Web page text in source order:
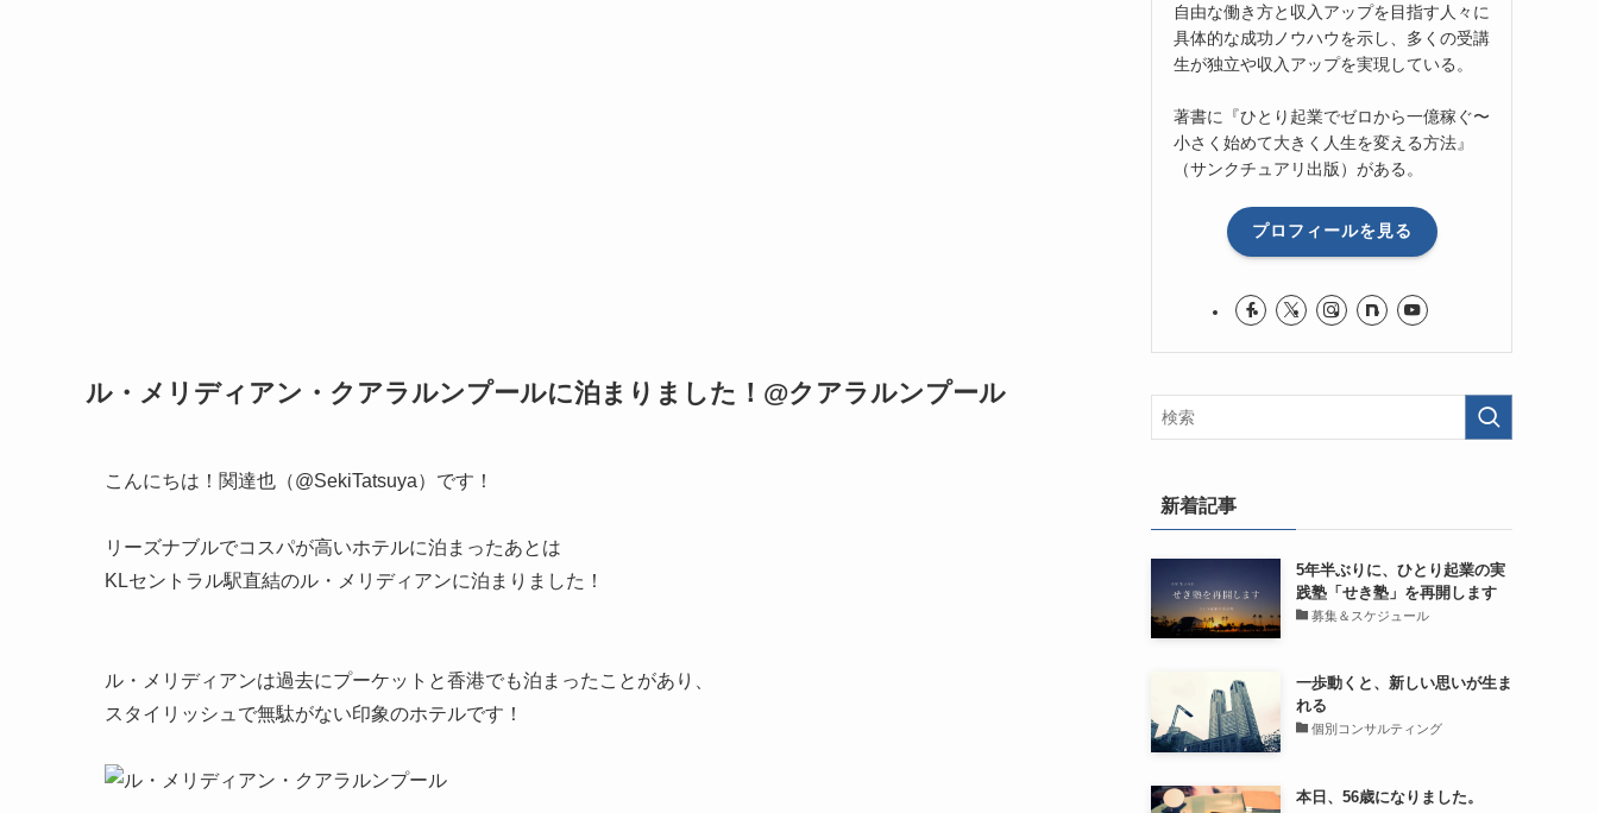
ル・メリディアン・クアラルンプールに泊まりました！@クアラルンプール
こんにちは！関達也（@SekiTatsuya）です！
リーズナブルでコスパが高いホテルに泊まったあとは
KLセントラル駅直結のル・メリディアンに泊まりました！
ル・メリディアンは過去にプーケットと香港でも泊まったことがあり、
スタイリッシュで無駄がない印象のホテルです！
自由な働き方と収入アップを目指す人々に
具体的な成功ノウハウを示し、多くの受講
生が独立や収入アップを実現している。
著書に『ひとり起業でゼロから一億稼ぐ〜
小さく始めて大きく人生を変える方法』
（サンクチュアリ出版）がある。
プロフィールを見る
新着記事
5年半ぶりに、ひとり起業の実
践塾「せき塾」を再開します
募集＆スケジュール
一歩動くと、新しい思いが生ま
れる
個別コンサルティング
本日、56歳になりました。